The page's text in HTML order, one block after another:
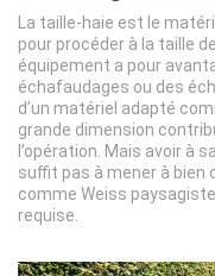
La taille-haie est le
pour procéder à la taille
équipement a pour
échafaudages ou des
d’un matériel adapté
grande dimension
l’opération. Mais avoir à
suffit pas à mener à bien
comme Weiss
requise.